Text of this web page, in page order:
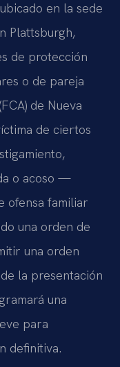
en la sede
Plattsburgh,
de protección
o de pareja
de Nueva
de ciertos
o acoso —
ofensa familiar
una orden de
una orden
la presentación
una
para
definitiva.